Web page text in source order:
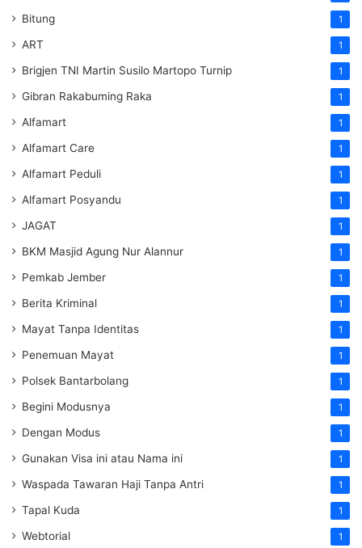
Bitung 1
ART 1
Brigjen TNI Martin Susilo Martopo Turnip 1
Gibran Rakabuming Raka 1
Alfamart 1
Alfamart Care 1
Alfamart Peduli 1
Alfamart Posyandu 1
JAGAT 1
BKM Masjid Agung Nur Alannur 1
Pemkab Jember 1
Berita Kriminal 1
Mayat Tanpa Identitas 1
Penemuan Mayat 1
Polsek Bantarbolang 1
Begini Modusnya 1
Dengan Modus 1
Gunakan Visa ini atau Nama ini 1
Waspada Tawaran Haji Tanpa Antri 1
Tapal Kuda 1
Webtorial 1